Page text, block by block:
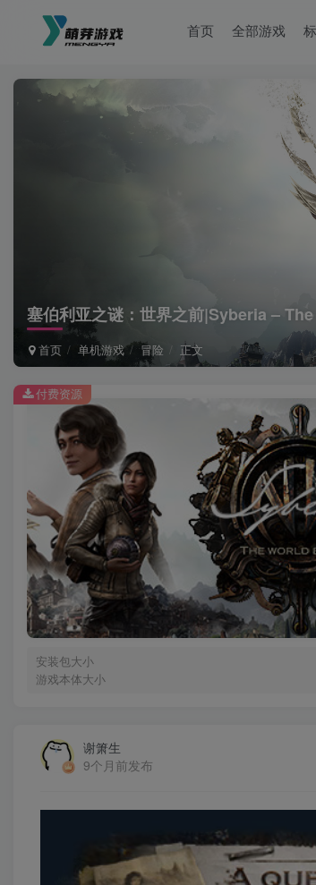
首页 全部游戏
塞伯利亚之谜：世界之前|Syberia –
首页 单机游戏 冒险 正文
安装包大小
游戏本体大小
付费资源
谢箫生
9个月前发布